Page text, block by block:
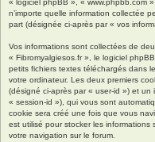
« logiciel phpBB », « www.phpbb.com
n’importe quelle information collectée
part (désignée ci-après par « vos
Vos informations sont collectées de
« Fibromyalgiesos.fr », le logiciel
petits fichiers textes téléchargés dans
votre ordinateur. Les deux premiers
(désigné ci-après par « user-id ») et
« session-id »), qui vous sont
cookie sera créé une fois que vous
est utilisé pour stocker les informations
votre navigation sur le forum.